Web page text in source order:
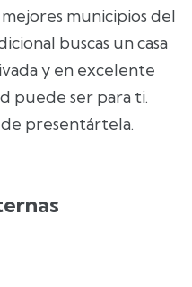
municipios del
buscas un casa
y en excelente
puede ser para ti.
de presentártela.